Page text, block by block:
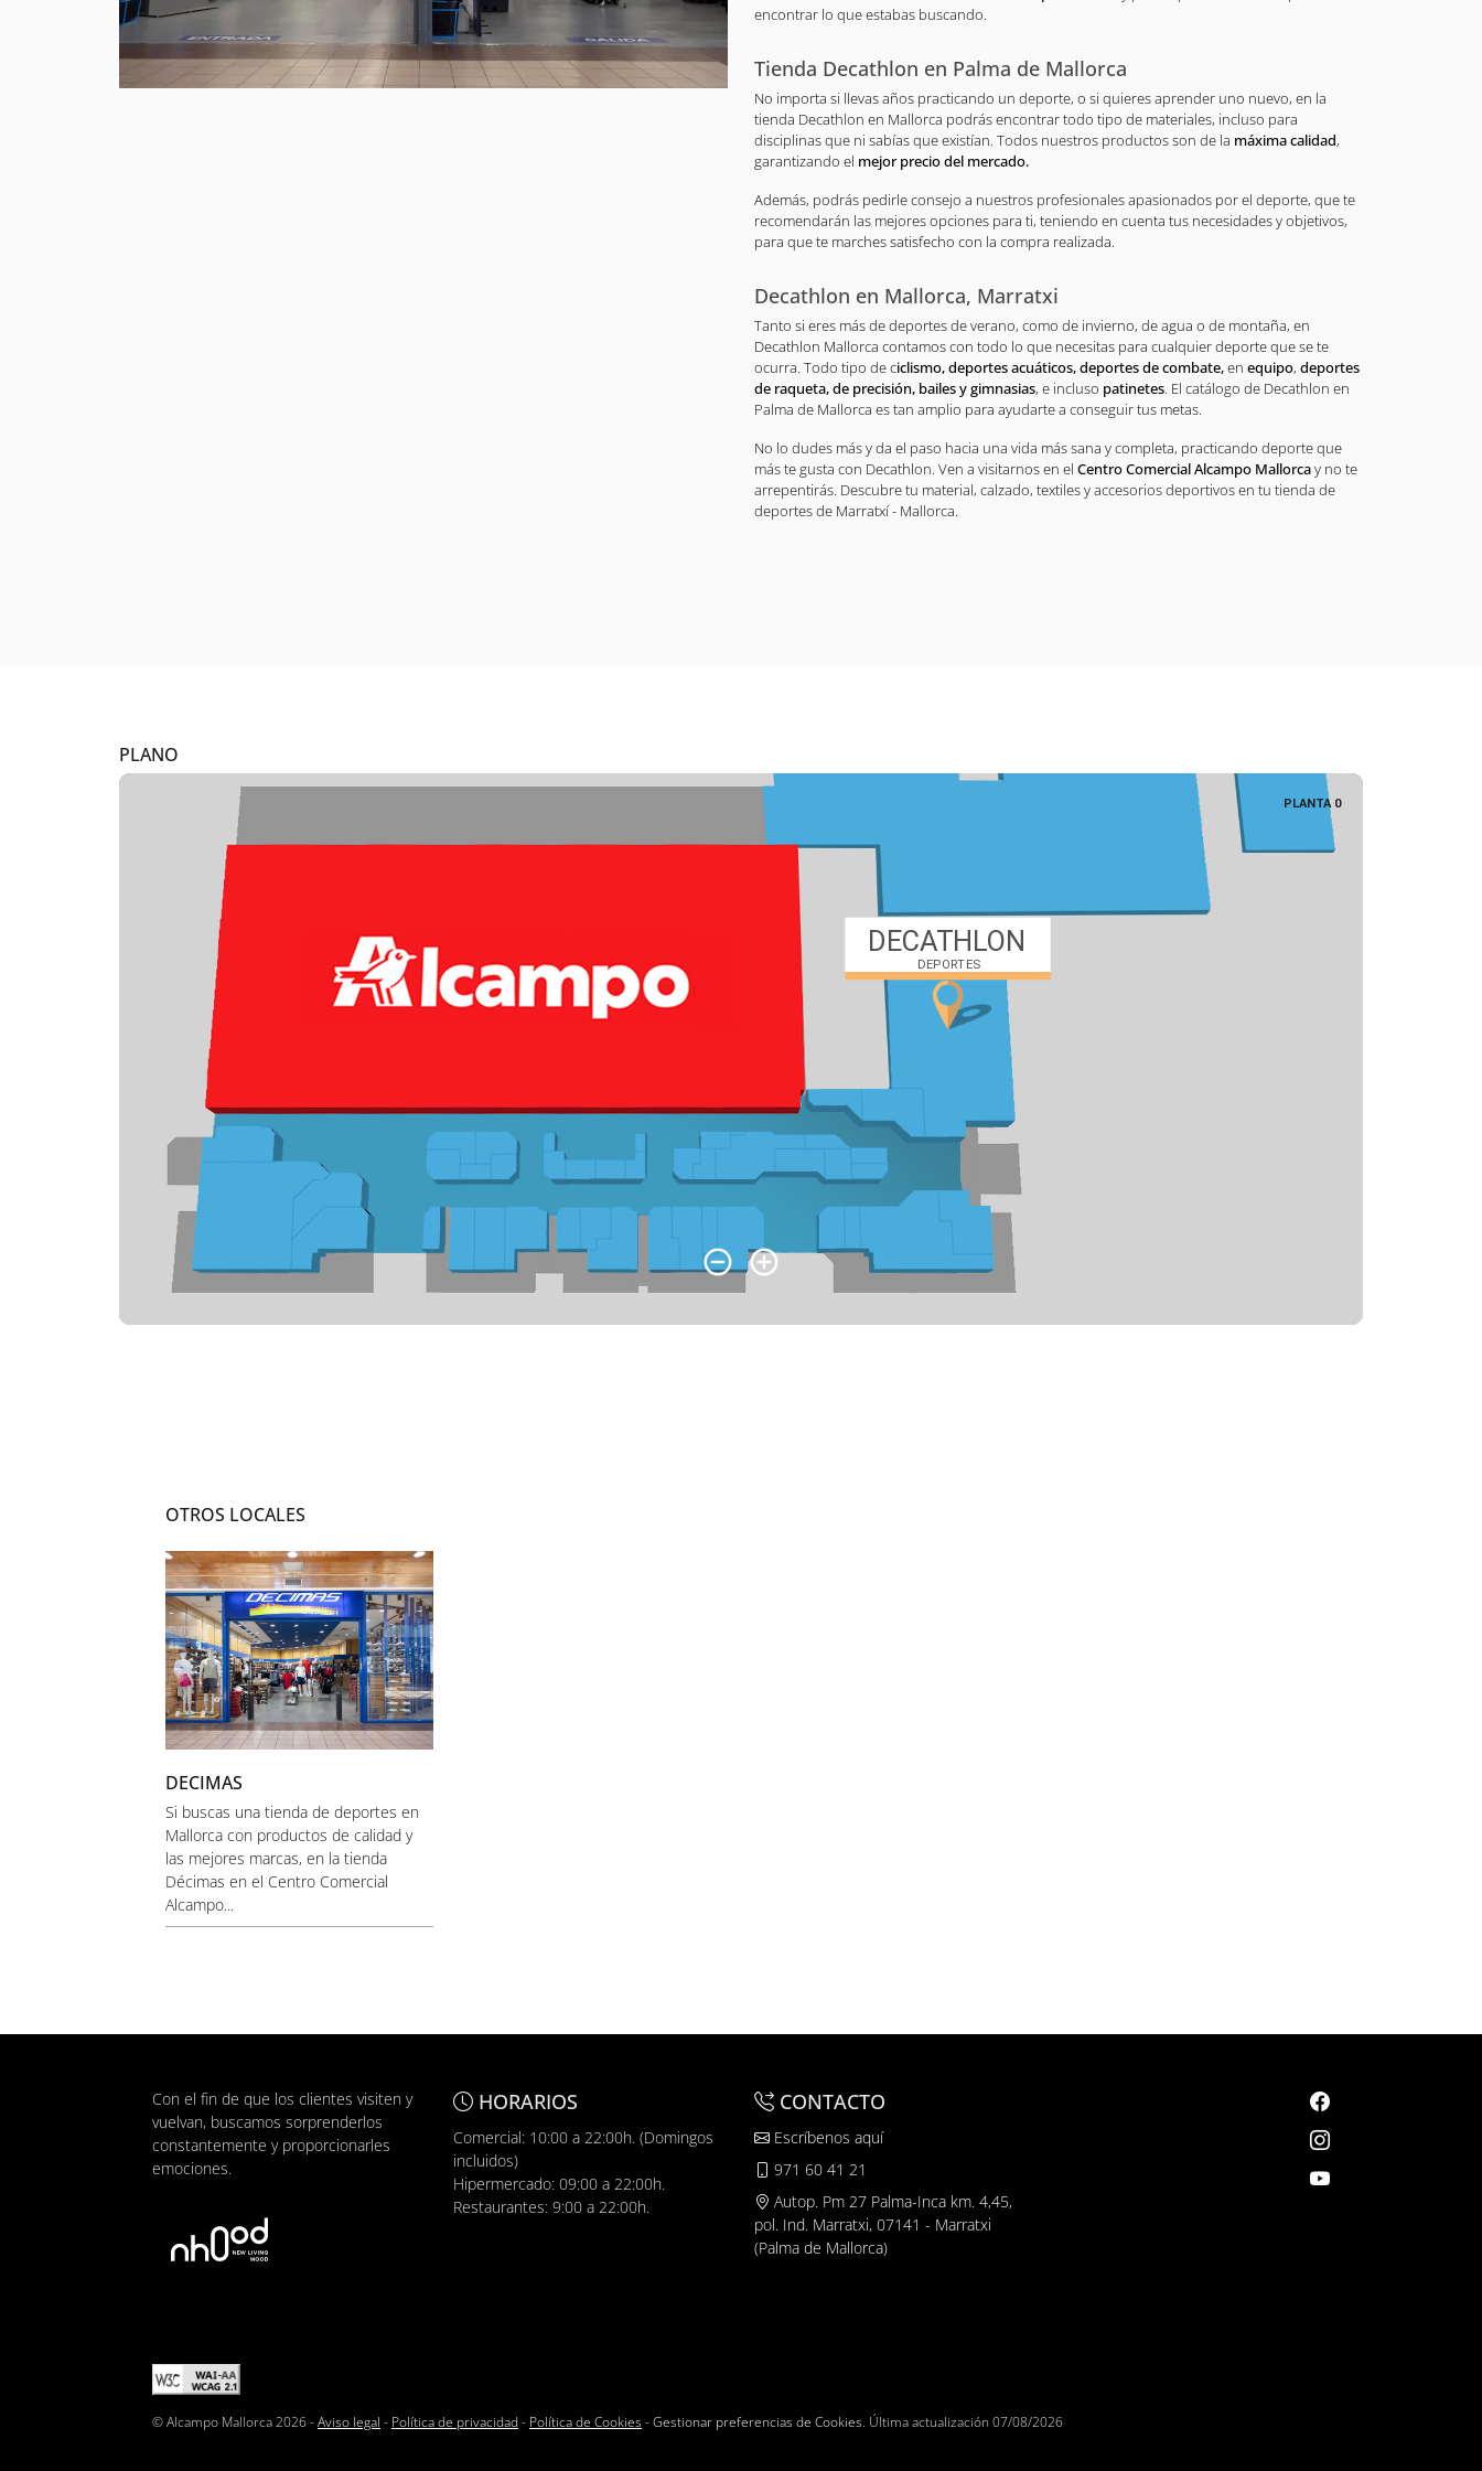
encontrar lo que estabas buscando.
Tienda Decathlon en Palma de Mallorca
No importa si llevas años practicando un deporte, o si quieres aprender uno nuevo, en la
tienda Decathlon en Mallorca podrás encontrar todo tipo de materiales, incluso para
disciplinas que ni sabías que existían. Todos nuestros productos son de la máxima calidad,
garantizando el mejor precio del mercado.
Además, podrás pedirle consejo a nuestros profesionales apasionados por el deporte, que te
recomendarán las mejores opciones para ti, teniendo en cuenta tus necesidades y objetivos,
para que te marches satisfecho con la compra realizada.
Decathlon en Mallorca, Marratxi
Tanto si eres más de deportes de verano, como de invierno, de agua o de montaña, en
Decathlon Mallorca contamos con todo lo que necesitas para cualquier deporte que se te
ocurra. Todo tipo de ciclismo, deportes acuáticos, deportes de combate,en equipo, deportes
de raqueta, de precisión, bailes y gimnasias, e incluso patinetes. El catálogo de Decathlon en
Palma de Mallorca es tan amplio para ayudarte a conseguir tus metas.
No lo dudes más y da el paso hacia una vida más sana y completa, practicando deporte que
más te gusta con Decathlon. Ven a visitarnos en el Centro Comercial Alcampo Mallorcay no te
arrepentirás. Descubre tu material, calzado, textiles y accesorios deportivos en tu tienda de
deportes de Marratxí - Mallorca.
PLANO
OTROS LOCALES
DECIMAS
Si buscas una tienda de deportes en
Mallorca con productos de calidad y
las mejores marcas, en la tienda
Décimas en el Centro Comercial
Alcampo...
Con el fin de que los clientes visiten y
vuelvan, buscamos sorprenderlos
constantemente y proporcionarles
emociones.
HORARIOS
Comercial: 10:00 a 22:00h. (Domingos
incluidos)
Hipermercado: 09:00 a 22:00h.
Restaurantes: 9:00 a 22:00h.
CONTACTO
Escríbenos aquí
971 60 41 21
Autop. Pm 27 Palma-Inca km. 4,45,
pol. Ind. Marratxi, 07141 - Marratxi
(Palma de Mallorca)
© Alcampo Mallorca 2026 -Aviso legal - Política de privacidad- Política de Cookies -Gestionar preferencias de Cookies. Última actualización 07/08/2026